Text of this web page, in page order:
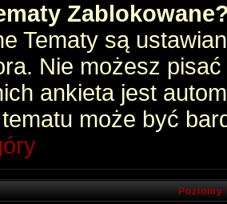
Tematy są
Nie możesz
ankieta jest
może być